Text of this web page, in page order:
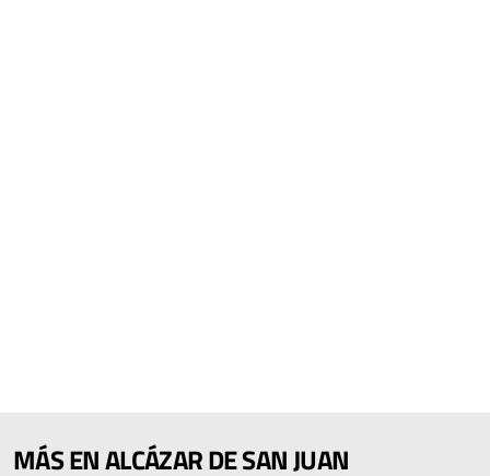
MÁS EN ALCÁZAR DE SAN JUAN